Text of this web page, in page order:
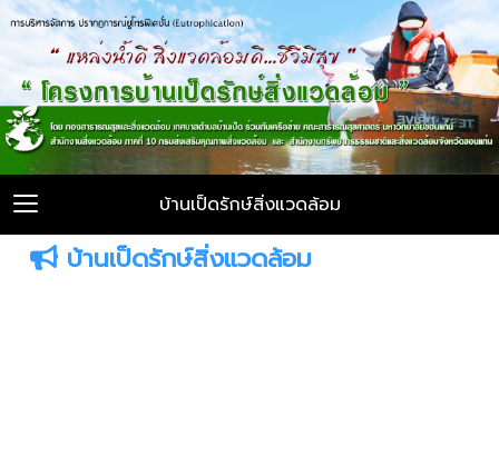
บ้านเป็ดรักษ์สิ่งแวดล้อม
บ้านเป็ดรักษ์สิ่งแวดล้อม